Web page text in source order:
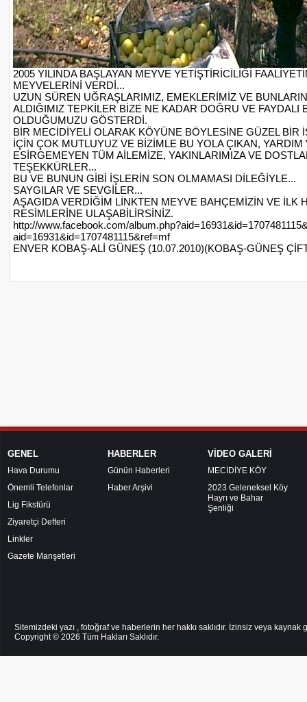
2005 YILINDA BAŞLAYAN MEYVE YETİŞTİRİCİLİĞİ
MEYVELERİNİ VERDİ...
UZUN SÜREN UĞRAŞLARIMIZ, EMEKLERİMİZ VE
ALDIĞIMIZ TEPKİLER BİZE NE KADAR DOĞRU VE FAYDALI
OLDUĞUMUZU GÖSTERDİ.
BİR MECİDİYELİ OLARAK KÖYÜNE BÖYLESİNE GÜZEL BİR
İÇİN ÇOK MUTLUYUZ VE BİZİMLE BU YOLA ÇIKAN,
ESİRGEMEYEN TÜM AİLEMİZE, YAKINLARIMIZA VE
TEŞEKKÜRLER...
BU VE BUNUN GİBİ İŞLERİN SON OLMAMASI DİLEĞİYLE...
SAYGILAR VE SEVGİLER...
AŞAGIDA VERDİĞİM LİNKTEN MEYVE BAHÇEMİZİN VE İLK
RESİMLERİNE ULAŞABİLİRSİNİZ.
http://www.facebook.com/
aid=16931&id=1707481115&ref=mf
ENVER KOBAŞ-ALİ GÜNEŞ (10.07.2010)(KOBAŞ-GÜNEŞ
GENEL
Hava Durumu
Önemli Telefonlar
Lig Fikstürü
Ziyaretçi Defteri
Linkler
Gazete Manşetleri
HABERLER
Günün Haberleri
Haber Arşivi
VİDEO GALERİ
MECİDİYE KÖY
2023 Geleneksel Köy
Hayrı ve Bahar
Şenliği
Sitemizdeki yazı , fotoğraf ve haberlerin her hakkı saklıdır. İzinsiz veya
Copyright © 2026 Tüm Hakları Saklıdır.